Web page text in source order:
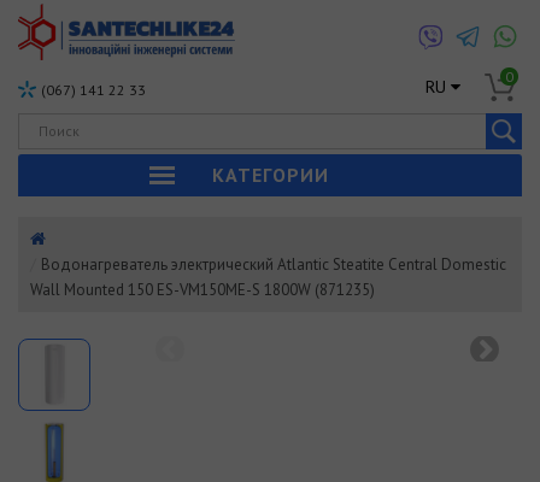
(067) 141 22 33 RU 0
КАТЕГОРИИ
Водонагреватель электрический Atlantic Steatite Central Domestic
Wall Mounted 150 ES-VM150ME-S 1800W (871235)